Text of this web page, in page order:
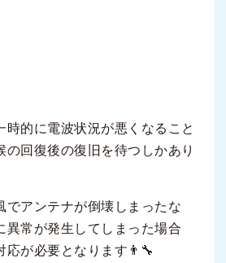
時的に電波状況が悪くなること
の回復後の復旧を待つしかあり
でアンテナが倒壊しまったな
異常が発生してしまった場合
応が必要となります👨‍🔧